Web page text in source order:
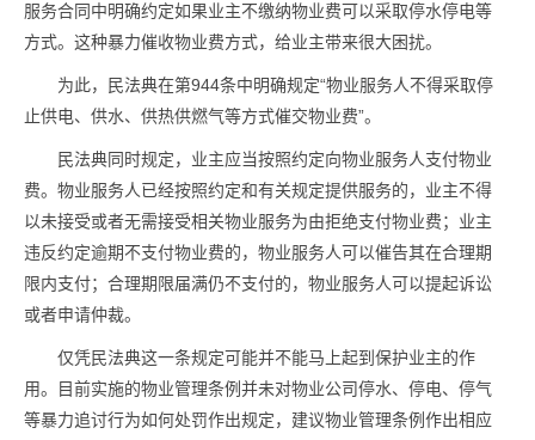
服务合同中明确约定如果业主不缴纳物业费可以采取停水停电等
方式。这种暴力催收物业费方式，给业主带来很大困扰。
为此，民法典在第944条中明确规定“物业服务人不得采取停
止供电、供水、供热供燃气等方式催交物业费”。
民法典同时规定，业主应当按照约定向物业服务人支付物业
费。物业服务人已经按照约定和有关规定提供服务的，业主不得
以未接受或者无需接受相关物业服务为由拒绝支付物业费；业主
违反约定逾期不支付物业费的，物业服务人可以催告其在合理期
限内支付；合理期限届满仍不支付的，物业服务人可以提起诉讼
或者申请仲裁。
仅凭民法典这一条规定可能并不能马上起到保护业主的作
用。目前实施的物业管理条例并未对物业公司停水、停电、停气
等暴力追讨行为如何处罚作出规定，建议物业管理条例作出相应